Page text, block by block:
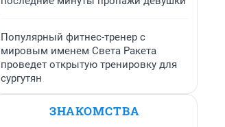
Популярный фитнес-тренер с
мировым именем Света Ракета
проведет открытую тренировку для
сургутян
ЗНАКОМСТВА